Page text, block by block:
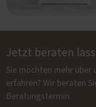
Jetzt beraten
Sie möchten mehr über
erfahren? Wir beraten
Beratungstermin.